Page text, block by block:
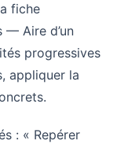
fiche
— Aire d’un
progressives
appliquer la
: « Repérer